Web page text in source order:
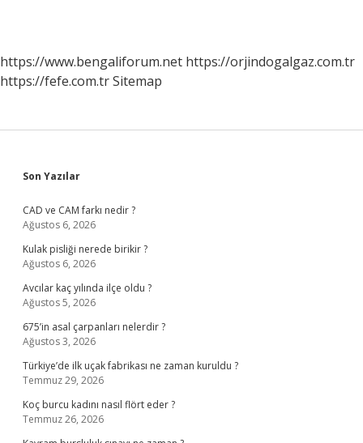
https://www.bengaliforum.net https://orjindogalgaz.com.tr
https://fefe.com.trSitemap
Sidebar
Son Yazılar
CAD ve CAM farkı nedir ?
Ağustos 6, 2026
Kulak pisliği nerede birikir ?
Ağustos 6, 2026
Avcılar kaç yılında ilçe oldu ?
Ağustos 5, 2026
675’in asal çarpanları nelerdir ?
Ağustos 3, 2026
Türkiye’de ilk uçak fabrikası ne zaman kuruldu ?
Temmuz 29, 2026
Koç burcu kadını nasıl flört eder ?
Temmuz 26, 2026